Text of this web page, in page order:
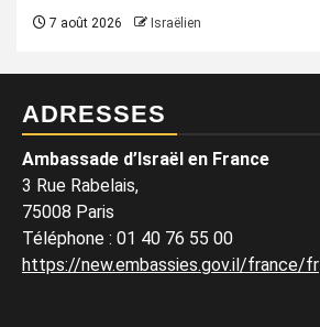
7 août 2026 Israëlien
ADRESSES
Ambassade d’Israël en France
3 Rue Rabelais,
75008 Paris
Téléphone : 01 40 76 55 00
https://new.embassies.gov.il/france/fr